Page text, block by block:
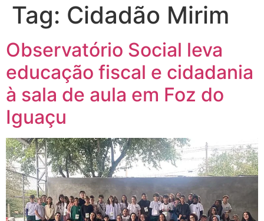
Tag: Cidadão Mirim
Observatório Social leva
educação fiscal e cidadania
à sala de aula em Foz do
Iguaçu